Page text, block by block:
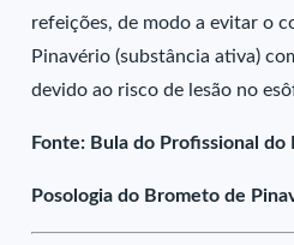
refeições, de modo a evitar o
Pinavério (substância ativa)
devido ao risco de lesão no
Fonte: Bula do Profissional
Posologia do Brometo de